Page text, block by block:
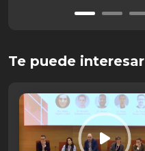
Te puede interesar